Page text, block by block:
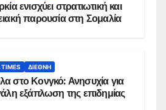
ενισχύει στρατιωτική και
παρουσία στη Σομαλία
TIMES ΔΙΕΘΝΉ
στο Κονγκό: Ανησυχία για
εξάπλωση της επιδημίας